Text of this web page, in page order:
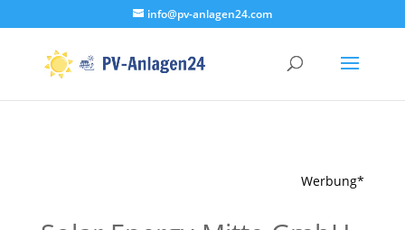
info@pv-anlagen24.com
Werbung*